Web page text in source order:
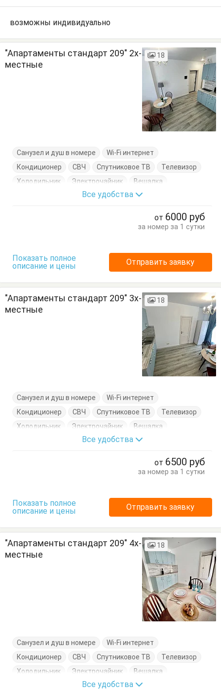
возможны индивидуально
"Апартаменты стандарт 209" 2х-
местные
18
Санузел и душ в номере
Wi-Fi интернет
Кондиционер
СВЧ Спутниковое ТВ
Телевизор
Холодильник
Электрочайник
Вешалка
Кровать двуспальная
Все удобства
от 6000 руб
за номер за 1 сутки
Показать полное
описание и цены
Отправить заявку
"Апартаменты стандарт 209" 3х-
местные
18
Санузел и душ в номере
Wi-Fi интернет
Кондиционер
СВЧ Спутниковое ТВ
Телевизор
Холодильник
Электрочайник
Вешалка
Кровать двуспальная
Все удобства
от 6500 руб
за номер за 1 сутки
Показать полное
описание и цены
Отправить заявку
"Апартаменты стандарт 209" 4х-
местные
18
Санузел и душ в номере
Wi-Fi интернет
Кондиционер
СВЧ Спутниковое ТВ
Телевизор
Холодильник
Электрочайник
Вешалка
Кровать двуспальная
Все удобства